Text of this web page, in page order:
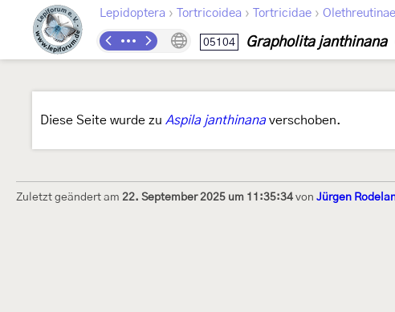
Lepidoptera › Tortricoidea › Tortricidae › Olethreutinae
05104 Grapholita janthinana
Diese Seite wurde zu Aspila janthinanaverschoben.
Zuletzt geändert am 22. September 2025 um 11:35:34 von Jürgen